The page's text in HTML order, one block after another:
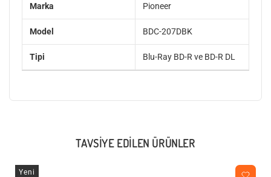
Marka Pioneer
Model BDC-207DBK
Tipi Blu-Ray BD-R ve BD-R DL
TAVSIYE EDILEN ÜRÜNLER
Yeni